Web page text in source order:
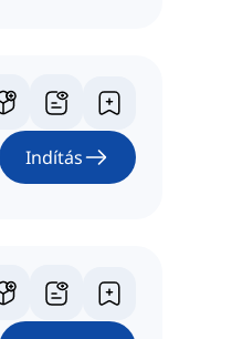
Indítás